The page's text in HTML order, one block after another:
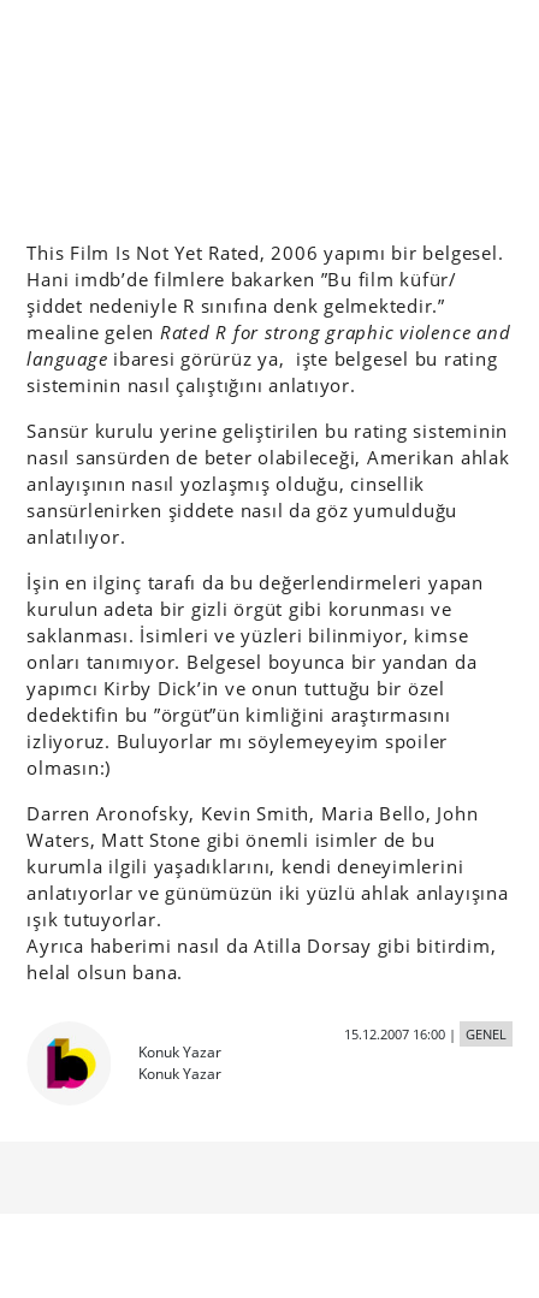
This Film Is Not Yet Rated, 2006 yapımı bir belgesel.
Hani imdb’de filmlere bakarken ”Bu film küfür/
şiddet nedeniyle R sınıfına denk gelmektedir.”
mealine gelen Rated R for strong graphic violence and
language ibaresi görürüz ya, işte belgesel bu rating
sisteminin nasıl çalıştığını anlatıyor.
Sansür kurulu yerine geliştirilen bu rating sisteminin
nasıl sansürden de beter olabileceği, Amerikan ahlak
anlayışının nasıl yozlaşmış olduğu, cinsellik
sansürlenirken şiddete nasıl da göz yumulduğu
anlatılıyor.
İşin en ilginç tarafı da bu değerlendirmeleri yapan
kurulun adeta bir gizli örgüt gibi korunması ve
saklanması. İsimleri ve yüzleri bilinmiyor, kimse
onları tanımıyor. Belgesel boyunca bir yandan da
yapımcı Kirby Dick’in ve onun tuttuğu bir özel
dedektifin bu ”örgüt”ün kimliğini araştırmasını
izliyoruz. Buluyorlar mı söylemeyeyim spoiler
olmasın:)
Darren Aronofsky, Kevin Smith, Maria Bello, John
Waters, Matt Stone gibi önemli isimler de bu
kurumla ilgili yaşadıklarını, kendi deneyimlerini
anlatıyorlar ve günümüzün iki yüzlü ahlak anlayışına
ışık tutuyorlar.
Ayrıca haberimi nasıl da Atilla Dorsay gibi bitirdim,
helal olsun bana.
Konuk Yazar
Konuk Yazar
15.12.2007 16:00| GENEL